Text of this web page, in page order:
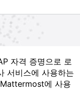
자격 증명으로 로
서비스에 사용하는
에 사용